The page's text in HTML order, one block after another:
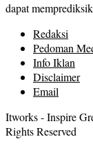
dapat
Redaksi
Pedoman
Info Iklan
Disclaimer
Email
Itworks - Inspire
Rights Reserved